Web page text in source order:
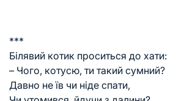
***
Білявий котик проситься до хати:
– Чого, котусю, ти такий сумний?
Давно не їв чи ніде спати,